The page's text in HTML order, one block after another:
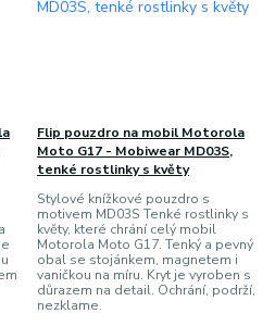
Flip pouzdro na mobil Motorola
Moto G17 - Mobiwear MD03S,
tenké rostlinky s květy
Stylové knížkové pouzdro s
motivem MD03S Tenké rostlinky s
květy, které chrání celý mobil
Motorola Moto G17. Tenký a pevný
obal se stojánkem, magnetem i
vaničkou na míru. Kryt je vyroben s
důrazem na detail. Ochrání, podrží,
nezklame.